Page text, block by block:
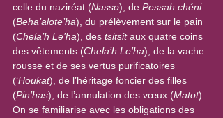
celle du naziréat (Nasso), de Pessah chéni
(Beha’alote’ha), du prélèvement sur le pain
(Chela’h Le’ha), des tsitsit aux quatre coins
des vêtements (Chela’h Le’ha), de la vache
rousse et de ses vertus purificatoires
(‘Houkat), de l’héritage foncier des filles
(Pin’has), de l’annulation des vœux (Matot).
On se familiarise avec les obligations des